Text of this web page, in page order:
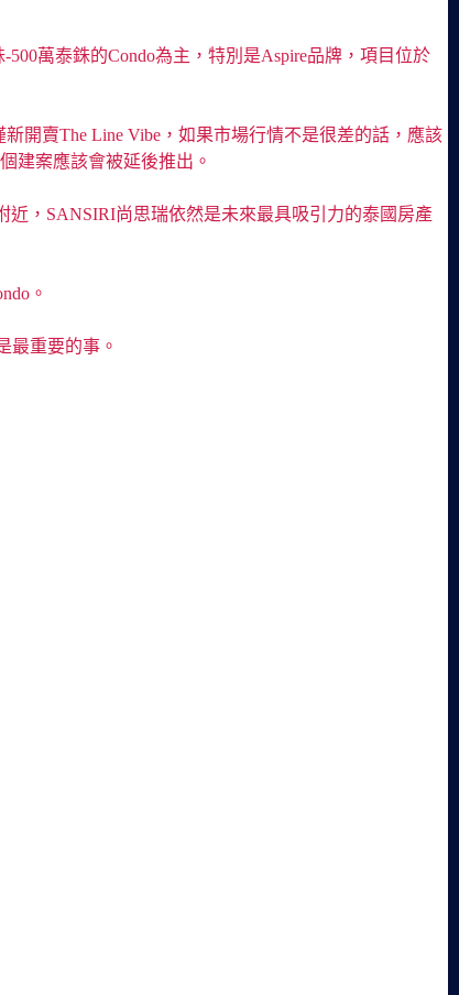
萬泰銖的Condo為主，特別是Aspire品牌，項目位於
開賣The Line Vibe，如果市場行情不是很差的話，應該
建案應該會被延後推出。
近，SANSIRI尚思瑞依然是未來最具吸引力的泰國房產
。
最重要的事。